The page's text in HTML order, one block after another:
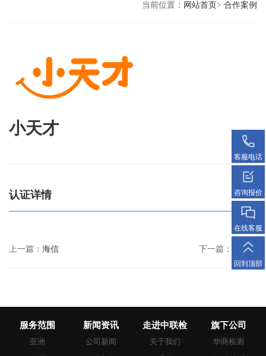
当前位置： 网站首页> 合作案例
小天才
认证详情
上一篇： 海信 下一篇： 昕诺飞
服务范围
亚洲
新闻资讯
公司新闻
走进中联检
关于我们
旗下公司
华商检测
客服电话
咨询报价
在线客服
回到顶部